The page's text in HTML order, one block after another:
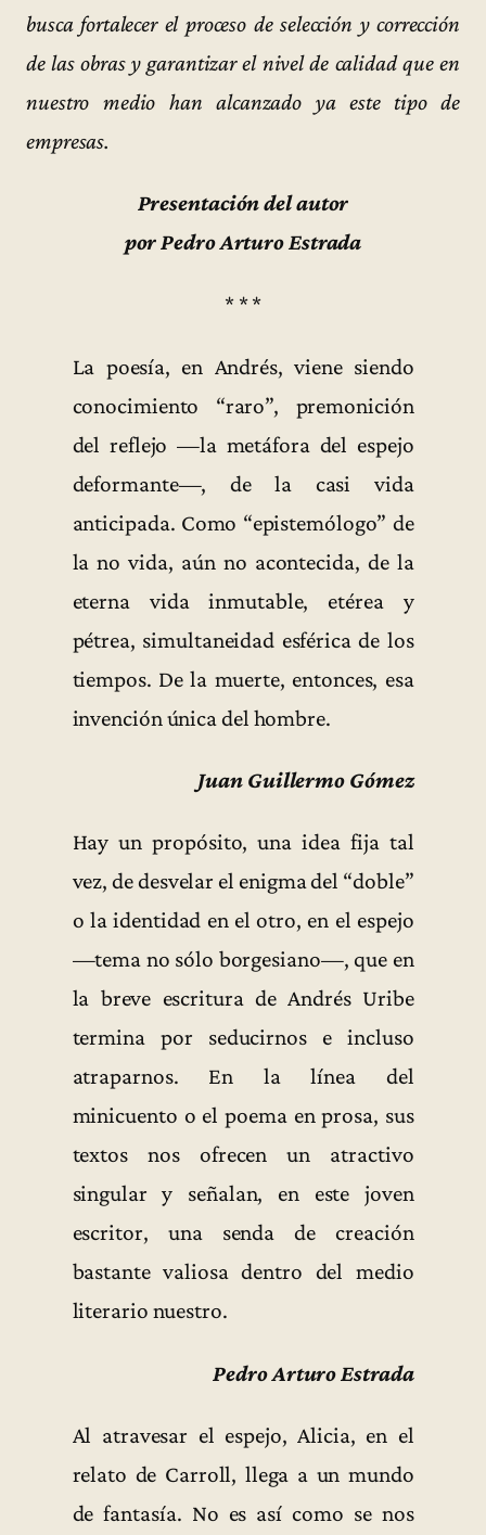
busca fortalecer el proceso de selección y corrección
de las obras y garantizar el nivel de calidad que en
nuestro medio han alcanzado ya este tipo de
empresas.
Presentación del autor
por Pedro Arturo Estrada
* * *
La poesía, en Andrés, viene siendo
conocimiento “raro”, premonición
del reflejo —la metáfora del espejo
deformante—, de la casi vida
anticipada. Como “epistemólogo” de
la no vida, aún no acontecida, de la
eterna vida inmutable, etérea y
pétrea, simultaneidad esférica de los
tiempos. De la muerte, entonces, esa
invención única del hombre.
Juan Guillermo Gómez
Hay un propósito, una idea fija tal
vez, de desvelar el enigma del “doble”
o la identidad en el otro, en el espejo
—tema no sólo borgesiano—, que en
la breve escritura de Andrés Uribe
termina por seducirnos e incluso
atraparnos. En la línea del
minicuento o el poema en prosa, sus
textos nos ofrecen un atractivo
singular y señalan, en este joven
escritor, una senda de creación
bastante valiosa dentro del medio
literario nuestro.
Pedro Arturo Estrada
Al atravesar el espejo, Alicia, en el
relato de Carroll, llega a un mundo
de fantasía. No es así como se nos